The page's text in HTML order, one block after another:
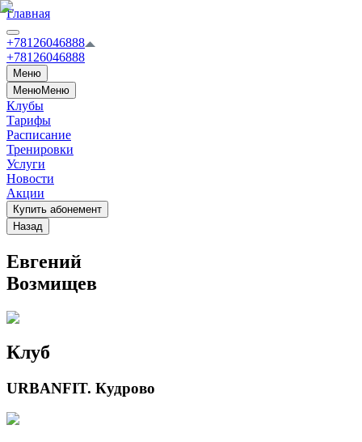
Главная
+78126046888
+78126046888
Меню
МенюМеню
Клубы
Тарифы
Расписание
Тренировки
Услуги
Новости
Акции
Купить абонемент
Назад
Евгений
Возмищев
Клуб
URBANFIT. Кудрово